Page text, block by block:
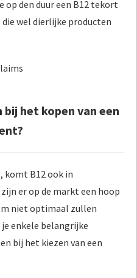
op den duur een B12 tekort
wel dierlijke producten
het kopen van een
komt B12 ook in
er op de markt een hoop
niet optimaal zullen
enkele belangrijke
bij het kiezen van een